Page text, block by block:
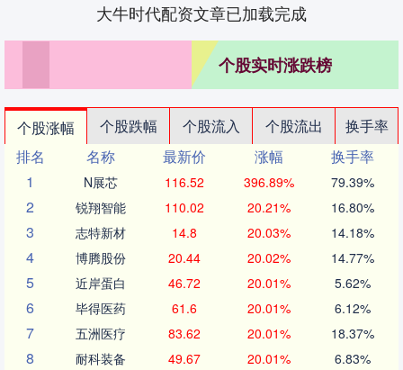
大牛时代配资文章已加载完成
个股实时涨跌榜
个股涨幅 个股跌幅 个股流入 个股流出
换手率
排名
名称 最新价 涨幅
换手率
1
N展芯 116.52 396.89% 79.39%
2 锐翔智能 110.02 20.21% 16.80%
3 志特新材 14.8 20.03% 14.18%
4 博腾股份 20.44 20.02% 14.77%
5 近岸蛋白 46.72 20.01% 5.62%
6 毕得医药 61.6 20.01% 6.12%
7 五洲医疗 83.62 20.01% 18.37%
8 耐科装备 49.67 20.01% 6.83%